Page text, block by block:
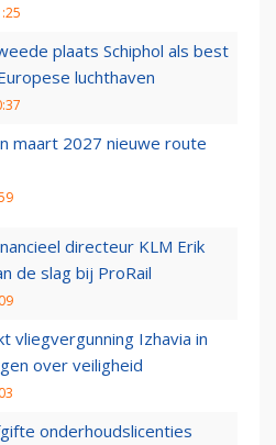
plaats Schiphol als best
luchthaven
maart 2027 nieuwe route
directeur KLM Erik
de slag bij ProRail
vliegvergunning Izhavia in
over veiligheid
onderhoudslicenties